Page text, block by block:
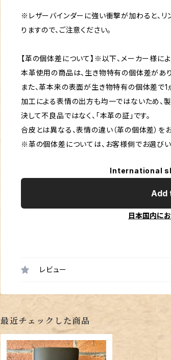
※レザーバインダーに強い衝撃が加わると、
りますので、ご注意ください。
【革の個体差について】※以下、メーカー様によ
本革使用の商品は、生き物特有の個体差があり
また、革本来の表面が生き物特有の個体差で1
加工による表情の出方も均一ではないため、
決して不良品ではなく、「本革の証」です。
合皮とは異なる、表情の違い（革の個体差）を
※革の個体差については、お客様側でお選びい
International
Add
日本国内に
レビュー
最近チェックした商品